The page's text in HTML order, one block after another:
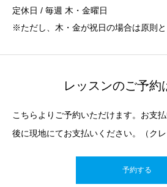
定休日 / 毎週 木・金曜日
※ただし、木・金が祝日の場合は原則と
レッスンのご予約
こちらよりご予約いただけます。お支
後に現地にてお支払いください。（クレ
予約する